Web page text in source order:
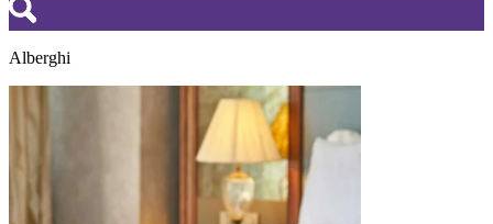
Alberghi